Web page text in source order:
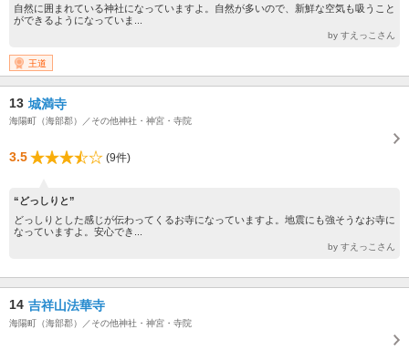
自然に囲まれている神社になっていますよ。自然が多いので、新鮮な空気も吸うこと
ができるようになっていま...
by すえっこさん
王道
13 城満寺
海陽町（海部郡）／その他神社・神宮・寺院
3.5 (9件)
“どっしりと”
どっしりとした感じが伝わってくるお寺になっていますよ。地震にも強そうなお寺に
なっていますよ。安心でき...
by すえっこさん
14 吉祥山法華寺
海陽町（海部郡）／その他神社・神宮・寺院